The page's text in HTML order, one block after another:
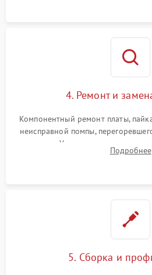
4. Ремонт и
Компонентный ремонт платы,
неисправной помпы,
жерновов. Установка новых
ring) и тефлоновых трубок для
Подробнее
5. Сборка и